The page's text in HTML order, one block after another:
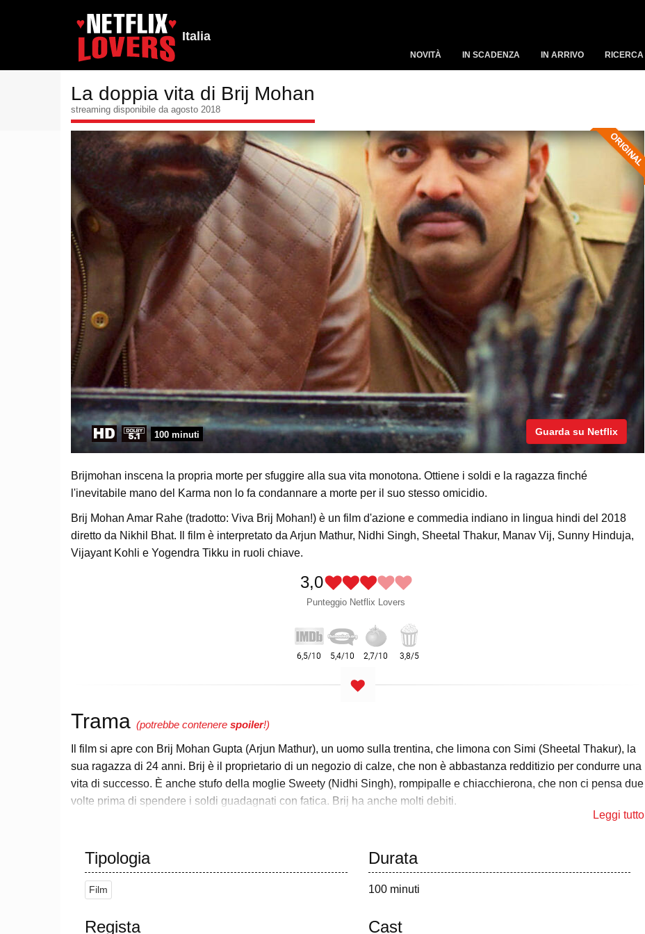
Italia
NOVITÀ IN SCADENZA IN ARRIVO RICERCA
La doppia vita di Brij Mohan
streaming disponibile da agosto 2018
100 minuti Guarda su Netflix
Brijmohan inscena la propria morte per sfuggire alla sua vita monotona. Ottiene i soldi e la ragazza finché
l'inevitabile mano del Karma non lo fa condannare a morte per il suo stesso omicidio.
Brij Mohan Amar Rahe (tradotto: Viva Brij Mohan!) è un film d'azione e commedia indiano in lingua hindi del 2018
diretto da Nikhil Bhat. Il film è interpretato da Arjun Mathur, Nidhi Singh, Sheetal Thakur, Manav Vij, Sunny Hinduja,
Vijayant Kohli e Yogendra Tikku in ruoli chiave.
3,0
Punteggio Netflix Lovers
Trama (potrebbe contenere spoiler!)
Il film si apre con Brij Mohan Gupta (Arjun Mathur), un uomo sulla trentina, che limona con Simi (Sheetal Thakur), la
sua ragazza di 24 anni. Brij è il proprietario di un negozio di calze, che non è abbastanza redditizio per condurre una
vita di successo. È anche stufo della moglie Sweety (Nidhi Singh), rompipalle e chiacchierona, che non ci pensa due
volte prima di spendere i soldi guadagnati con fatica. Brij ha anche molti debiti.
pagare i soldi a Raghu. Raghu inizia a minacciare e molestare Brij. Brij progetta di fingere la sua morte, ma senza
successo perché non riesce a trovare un corpo perfetto che corrisponda alle sue caratteristiche per fingere il suo
cadavere.
Durante un litigio con Raghu, Brij lo spinge giù dalle scale, quasi uccidendolo. Brij decide di fingere la sua morte con
Leggi tutto
Tipologia
Film
Durata
100 minuti
Regista Cast